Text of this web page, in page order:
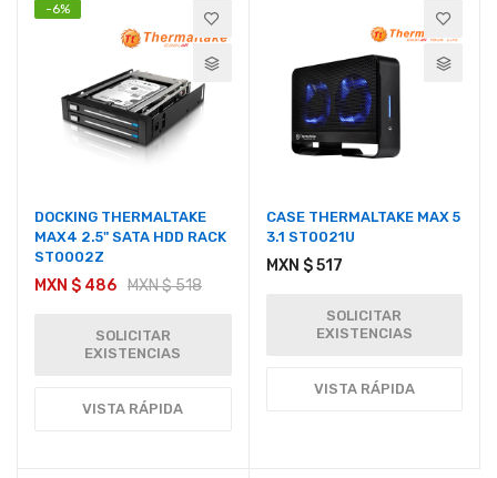
-6%
DOCKING THERMALTAKE
MAX4 2.5" SATA HDD RACK
ST0002Z
MXN $ 486 MXN $ 518
SOLICITAR
EXISTENCIAS
VISTA RÁPIDA
CASE THERMALTAKE MAX 5
3.1 ST0021U
MXN $ 517
SOLICITAR
EXISTENCIAS
VISTA RÁPIDA